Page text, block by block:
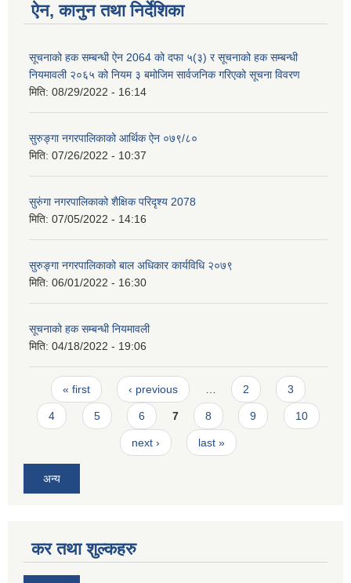
ऐन, कानुन तथा निर्देशिका
सूचनाको हक सम्बन्धी ऐन 2064 को दफा ५(३) र सूचनाको हक सम्बन्धी
नियमावली २०६५ को नियम ३ बमोजिम सार्वजनिक गरिएको सूचना विवरण
मिति: 08/29/2022 - 16:14
सुरुङ्गा नगरपालिकाको आर्थिक ऐन ०७९/८०
मिति: 07/26/2022 - 10:37
सुरुंगा नगरपालिकाको शैक्षिक परिदृश्य 2078
मिति: 07/05/2022 - 14:16
सुरुङ्गा नगरपालिकाको बाल अधिकार कार्यविधि २०७९
मिति: 06/01/2022 - 16:30
सूचनाको हक सम्बन्धी नियमावली
मिति: 04/18/2022 - 19:06
Pages
« first ‹ previous 2 3
4 5 6 7 8 9 10
next › last »
अन्य
कर तथा शुल्कहरु